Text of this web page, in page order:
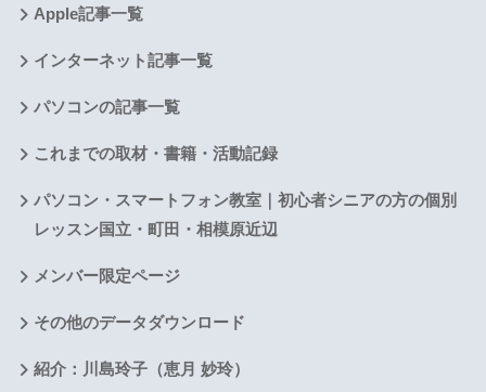
Apple記事一覧
インターネット記事一覧
パソコンの記事一覧
これまでの取材・書籍・活動記録
パソコン・スマートフォン教室｜初心者シニアの方の個別
レッスン国立・町田・相模原近辺
メンバー限定ページ
その他のデータダウンロード
紹介：川島玲子（恵月 妙玲）